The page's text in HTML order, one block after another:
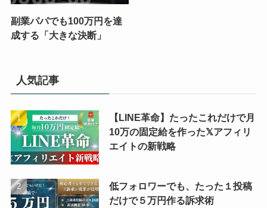
副業パパでも100万円を達
成する「大きな決断」
人気記事
【LINE革命】たったこれだけで月
10万の固定給を作った𝕏アフィリ
エイトの新戦略
低フォロワーでも、たった１投稿
だけで５万円作る訴求術